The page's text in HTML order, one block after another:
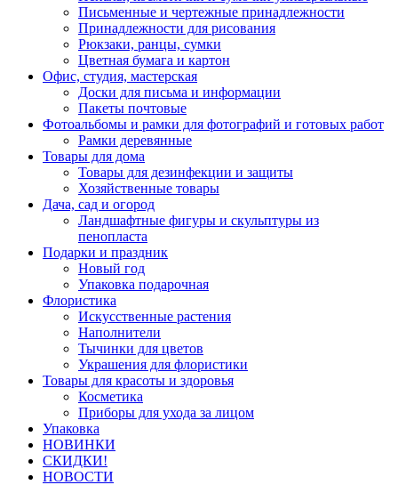
Письменные и чертежные принадлежности
Принадлежности для рисования
Рюкзаки, ранцы, сумки
Цветная бумага и картон
Офис, студия, мастерская
Доски для письма и информации
Пакеты почтовые
Фотоальбомы и рамки для фотографий и готовых работ
Рамки деревянные
Товары для дома
Товары для дезинфекции и защиты
Хозяйственные товары
Дача, сад и огород
Ландшафтные фигуры и скульптуры из
пенопласта
Подарки и праздник
Новый год
Упаковка подарочная
Флористика
Искусственные растения
Наполнители
Тычинки для цветов
Украшения для флористики
Товары для красоты и здоровья
Косметика
Приборы для ухода за лицом
Упаковка
НОВИНКИ
СКИДКИ!
НОВОСТИ